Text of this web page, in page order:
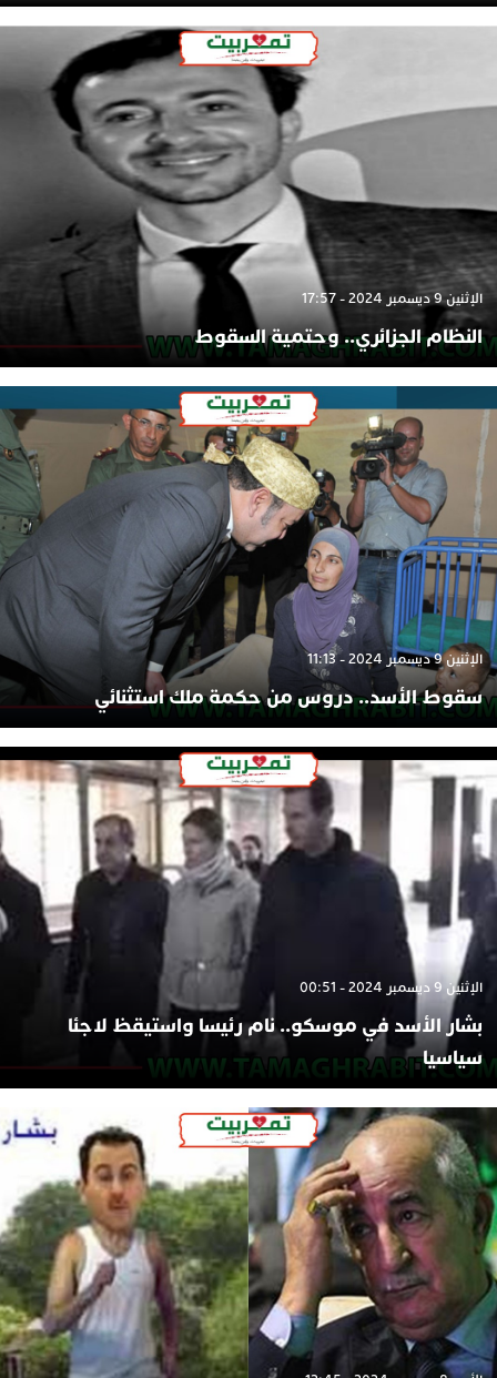
الإثنين 9 ديسمبر 2024 - 17:57
النظام الجزائري.. وحتمية السقوط
الإثنين 9 ديسمبر 2024 - 11:13
سقوط الأسد.. دروس من حكمة ملك استثنائي
الإثنين 9 ديسمبر 2024 - 00:51
بشار الأسد في موسكو.. نام رئيسا واستيقظ لاجئا
سياسيا